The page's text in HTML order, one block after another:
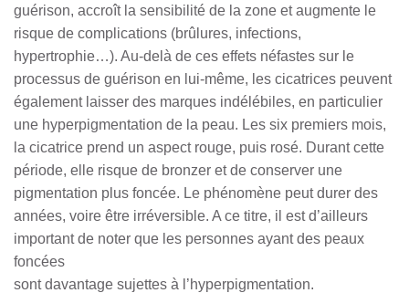
guérison, accroît la sensibilité de la zone et augmente le
risque de complications (brûlures, infections,
hypertrophie…). Au-delà de ces effets néfastes sur le
processus de guérison en lui-même, les cicatrices peuvent
également laisser des marques indélébiles, en particulier
une hyperpigmentation de la peau. Les six premiers mois,
la cicatrice prend un aspect rouge, puis rosé. Durant cette
période, elle risque de bronzer et de conserver une
pigmentation plus foncée. Le phénomène peut durer des
années, voire être irréversible. A ce titre, il est d’ailleurs
important de noter que les personnes ayant des peaux
foncées
sont davantage sujettes à l’hyperpigmentation.